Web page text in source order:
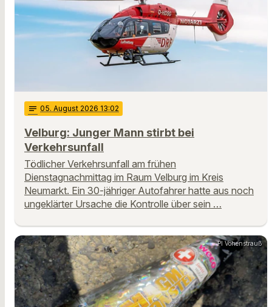
notes 05. August 2026 13:02
Velburg: Junger Mann stirbt bei
Verkehrsunfall
Tödlicher Verkehrsunfall am frühen
Dienstagnachmittag im Raum Velburg im Kreis
Neumarkt. Ein 30-jähriger Autofahrer hatte aus noch
ungeklärter Ursache die Kontrolle über sein …
PI Vohenstrauß